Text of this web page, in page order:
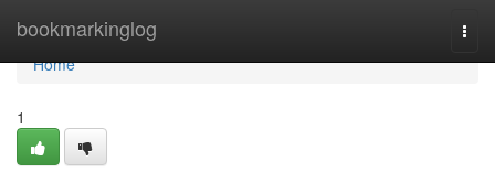
bookmarkinglog
Home
Home
1